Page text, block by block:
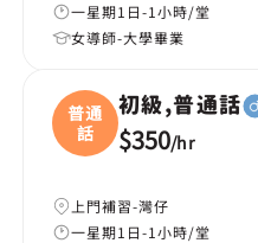
一星期1日-1小時/堂
女導師-大學畢業
普通
話
初級,普通話
$350/hr
上門補習-灣仔
一星期1日-1小時/堂